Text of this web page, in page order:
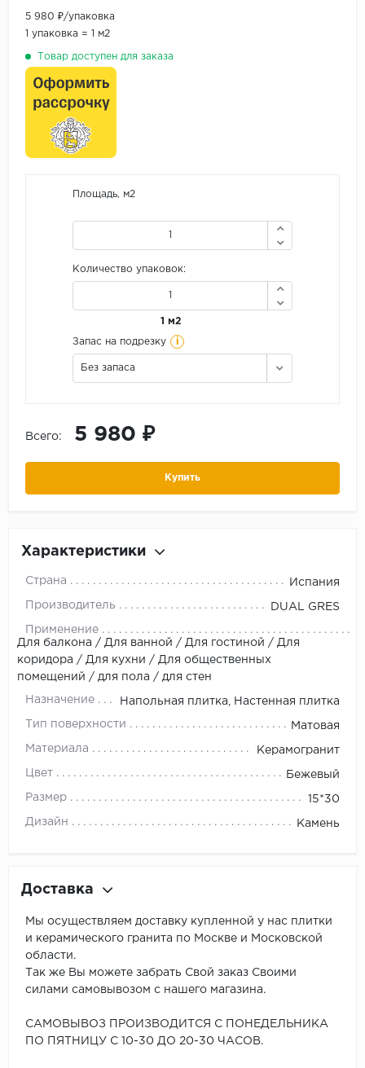
5 980 ₽/упаковка
1 упаковка = 1 м2
Товар доступен для заказа
Площадь, м2
Количество упаковок:
1 м2
Запас на подрезку i
Без запаса
Всего: 5 980 ₽
Купить
Характеристики
Страна Испания
Производитель DUAL GRES
Применение
Для балкона / Для ванной / Для гостиной / Для
коридора / Для кухни / Для общественных
помещений / для пола / для стен
Назначение Напольная плитка, Настенная плитка
Тип поверхности Матовая
Материала Керамогранит
Цвет Бежевый
Размер 15*30
Дизайн Камень
Доставка
Мы осуществляем доставку купленной у нас плитки
и керамического гранита по Москве и Московской
области.
Так же Вы можете забрать Свой заказ Своими
силами самовывозом с нашего магазина.
САМОВЫВОЗ ПРОИЗВОДИТСЯ С ПОНЕДЕЛЬНИКА
ПО ПЯТНИЦУ С 10-30 ДО 20-30 ЧАСОВ.